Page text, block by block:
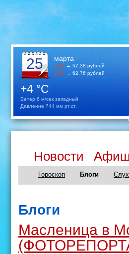
25 марта
USD → 57,38 рублей
EUR → 62,76 рублей
+4 °C
Ветер 6 м/сек западный
Давление 744 мм рт.ст.
Новости
Гороскоп Блоги
Блоги
Масленица в